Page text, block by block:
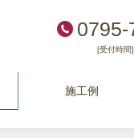
0795-
[受付時
施工例